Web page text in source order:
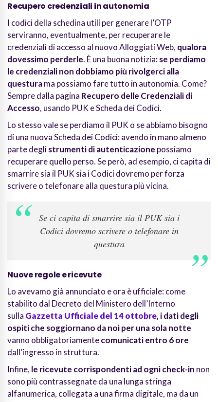
Recupero credenziali in autonomia
I codici della schedina utili per generare l’OTP
serviranno, eventualmente, per recuperare le
credenziali di accesso al nuovo Alloggiati Web, qualora
dovessimo perderle. È una buona notizia: se perdiamo
le credenziali non dobbiamo più rivolgerci alla
questurama possiamo fare tutto in autonomia. Come?
Sempre dalla pagina Recupero delle Credenziali di
Accesso, usando PUK e Scheda dei Codici.
Lo stesso vale se perdiamo il PUK o se abbiamo bisogno
di una nuova Scheda dei Codici: avendo in mano almeno
parte deglistrumenti di autenticazione possiamo
recuperare quello perso. Se però, ad esempio, ci capita di
smarrire sia il PUK sia i Codici dovremo per forza
scrivere o telefonare alla questura più vicina.
Se ci capita di smarrire sia il PUK sia i
Codici dovremo scrivere o telefonare in
questura
Nuove regole e ricevute
Lo avevamo già annunciato e ora è ufficiale: come
stabilito dal Decreto del Ministero dell’Interno
sulla Gazzetta Ufficiale del 14 ottobre, i dati degli
ospiti che soggiornano da noi per una sola notte
vanno obbligatoriamentecomunicati entro 6 ore
dall’ingresso in struttura.
Infine, le ricevute corrispondentiad ogni check-in non
sono più contrassegnate da una lunga stringa
alfanumerica, collegata a una firma digitale, ma da un